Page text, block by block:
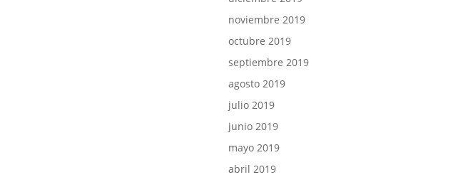
noviembre 2019
octubre 2019
septiembre 2019
agosto 2019
julio 2019
junio 2019
mayo 2019
abril 2019